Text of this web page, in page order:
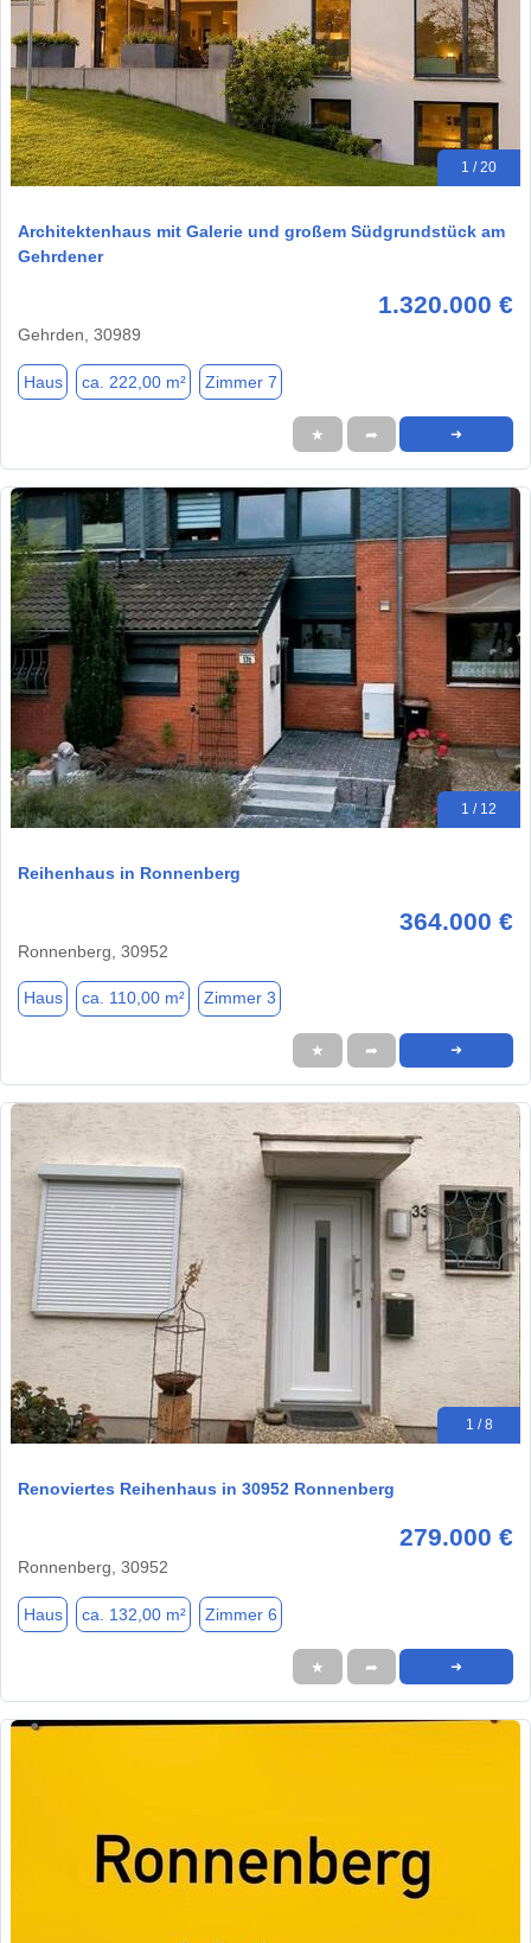
1 / 20
Architektenhaus mit Galerie und großem Südgrundstück am
Gehrdener
1.320.000 €
Gehrden, 30989
Haus ca. 222,00 m² Zimmer 7
★ ➦ ➜
1 / 12
Reihenhaus in Ronnenberg
364.000 €
Ronnenberg, 30952
Haus ca. 110,00 m² Zimmer 3
★ ➦ ➜
1 / 8
Renoviertes Reihenhaus in 30952 Ronnenberg
279.000 €
Ronnenberg, 30952
Haus ca. 132,00 m² Zimmer 6
★ ➦ ➜